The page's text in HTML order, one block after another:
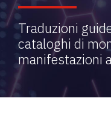
Traduzioni
cataloghi di
manifestazioni